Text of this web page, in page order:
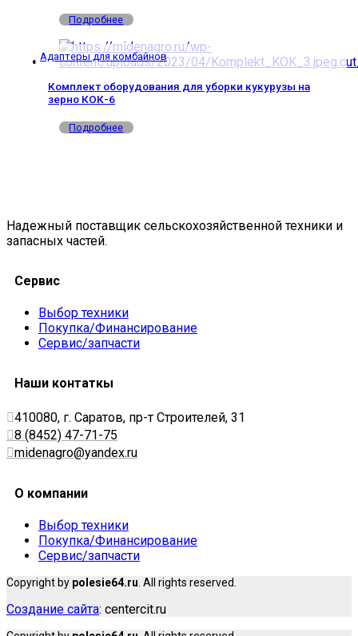
Подробнее
Адаптеры для комбайнов
Комплект оборудования для уборки кукурузы на
зерно КОК-6
Подробнее
Надежный поставщик сельскохозяйственной техники и
запасных частей.
Сервис
Выбор техники
Покупка/Финансирование
Сервис/запчасти
Наши контаткы
410080, г. Саратов, пр-т Строителей, 31
8 (8452) 47-71-75
midenagro@yandex.ru
О компании
Выбор техники
Покупка/Финансирование
Сервис/запчасти
Copyright by polesie64.ru . All rights reserved.
Создание сайта: centercit.ru